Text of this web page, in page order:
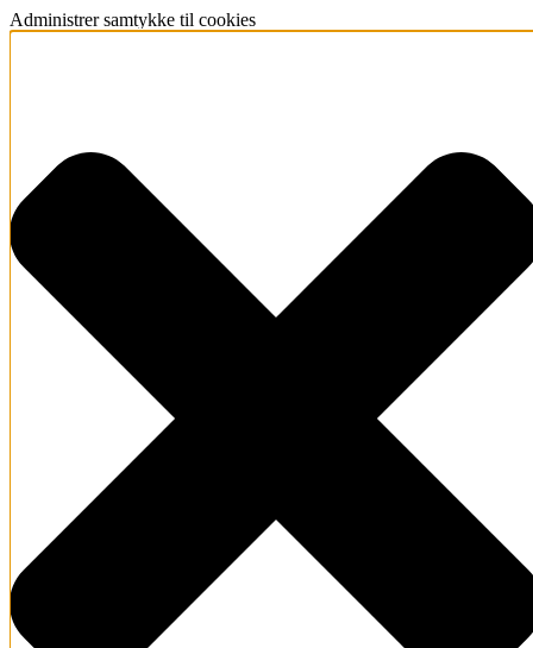
Administrer samtykke til cookies